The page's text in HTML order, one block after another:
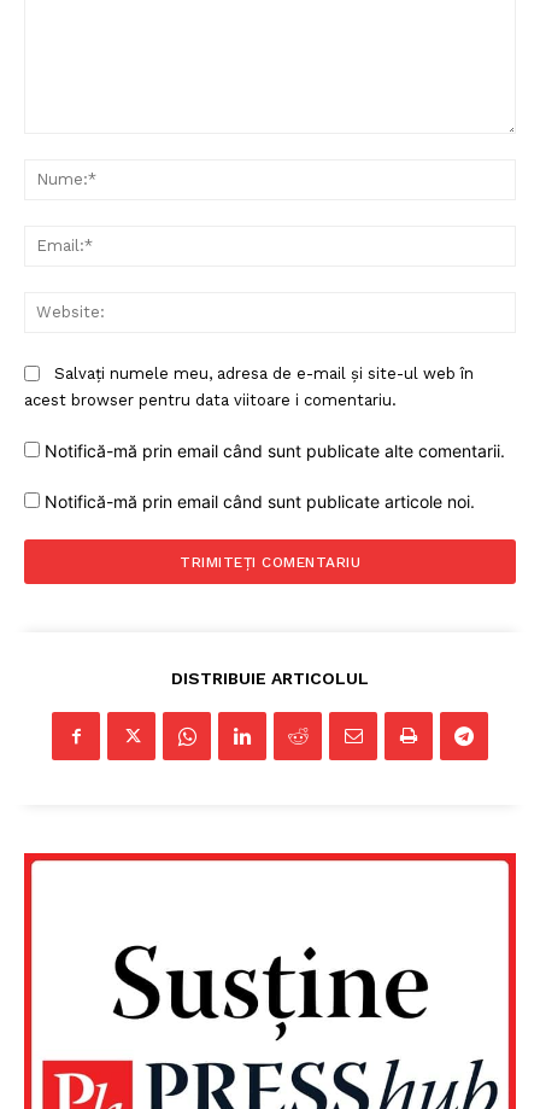
PRESShub
Salvați numele meu, adresa de e-mail și site-ul web în
acest browser pentru data viitoare i comentariu.
Notifică-mă prin email când sunt publicate alte comentarii.
Notifică-mă prin email când sunt publicate articole noi.
DISTRIBUIE ARTICOLUL